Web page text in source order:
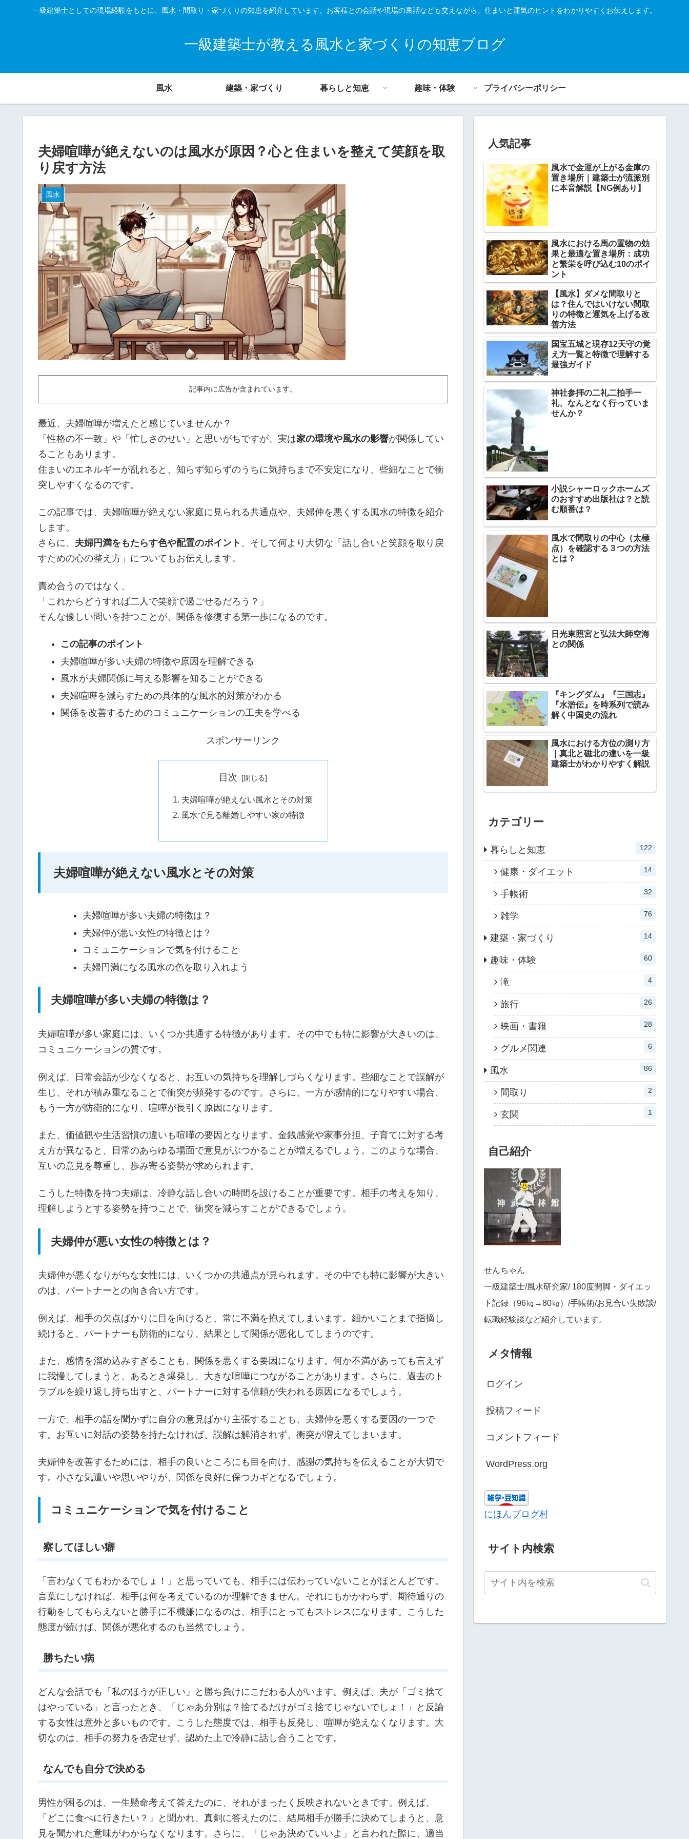
一級建築士としての現場経験をもとに、風水・間取り・家づくりの知恵を紹介しています。お客様との会話や現場の裏話なども交えながら、住まいと運気のヒントをわかりやすくお伝えします。
一級建築士が教える風水と家づくりの知恵ブログ
風水 建築・家づくり 暮らしと知恵 趣味・体験 プライバシーポリシー
夫婦喧嘩が絶えないのは風水が原因？心と住まいを整えて笑顔を取
り戻す方法
風水
記事内に広告が含まれています。
最近、夫婦喧嘩が増えたと感じていませんか？
「性格の不一致」や「忙しさのせい」と思いがちですが、実は家の環境や風水の影響が関係してい
ることもあります。
住まいのエネルギーが乱れると、知らず知らずのうちに気持ちまで不安定になり、些細なことで衝
突しやすくなるのです。
この記事では、夫婦喧嘩が絶えない家庭に見られる共通点や、夫婦仲を悪くする風水の特徴を紹介
します。
さらに、 夫婦円満をもたらす色や配置のポイント 、そして何より大切な「話し合いと笑顔を取り戻
すための心の整え方」についてもお伝えします。
責め合うのではなく、
「これからどうすれば二人で笑顔で過ごせるだろう？」
そんな優しい問いを持つことが、関係を修復する第一歩になるのです。
この記事のポイント
夫婦喧嘩が多い夫婦の特徴や原因を理解できる
風水が夫婦関係に与える影響を知ることができる
夫婦喧嘩を減らすための具体的な風水的対策がわかる
関係を改善するためのコミュニケーションの工夫を学べる
スポンサーリンク
夫婦喧嘩が絶えない風水とその対策
夫婦仲が悪い女性の特徴とは？
コミュニケーションで気を付けること
夫婦円満になる風水の色を取り入れよう
夫婦喧嘩が多い夫婦の特徴は？
コミュニケーションの質です。
生じ、それが積み重なることで衝突が頻発するのです。さらに、一方が感情的になりやすい場合、
また、価値観や生活習慣の違いも喧嘩の要因となります。金銭感覚や家事分担、子育てに対する考
え方が異なると、日常のあらゆる場面で意見がぶつかることが増えるでしょう。このような場合、
こうした特徴を持つ夫婦は、冷静な話し合いの時間を設けることが重要です。相手の考えを知り、
夫婦仲が悪い女性の特徴とは？
夫婦仲が悪くなりがちな女性には、いくつかの共通点が見られます。その中でも特に影響が大きい
のは、パートナーとの向き合い方です。
例えば、相手の欠点ばかりに目を向けると、常に不満を抱えてしまいます。細かいことまで指摘し
続けると、パートナーも防衛的になり、結果として関係が悪化してしまうのです。
また、感情を溜め込みすぎることも、関係を悪くする要因になります。何か不満があっても言えず
す。お互いに対話の姿勢を持たなければ、誤解は解消されず、衝突が増えてしまいます。
夫婦仲を改善するためには、相手の良いところにも目を向け、感謝の気持ちを伝えることが大切で
す。小さな気遣いや思いやりが、関係を良好に保つカギとなるでしょう。
コミュニケーションで気を付けること
察してほしい癖
「言わなくてもわかるでしょ！」と思っていても、相手には伝わっていないことがほとんどです。
言葉にしなければ、相手は何を考えているのか理解できません。それにもかかわらず、期待通りの
態度が続けば、関係が悪化するのも当然でしょう。
勝ちたい病
どんな会話でも「私のほうが正しい」と勝ち負けにこだわる人がいます。例えば、夫が「ゴミ捨て
人気記事
風水で金運が上がる金庫の
置き場所｜建築士が流派別
に本音解説【NG例あり】
風水における馬の置物の効
果と最適な置き場所：成功
と繁栄を呼び込む10のポイ
ント
【風水】ダメな間取りと
は？住んではいけない間取
りの特徴と運気を上げる改
善方法
国宝五城と現存12天守の覚
え方一覧と特徴で理解する
最強ガイド
神社参拝の二礼二拍手一
礼、なんとなく行っていま
せんか？
小説シャーロックホームズ
のおすすめ出版社は？と読
む順番は？
風水で間取りの中心（太極
点）を確認する３つの方法
とは？
日光東照宮と弘法大師空海
との関係
『キングダム』『三国志』
『水滸伝』を時系列で読み
解く中国史の流れ
風水における方位の測り方
｜真北と磁北の違いを一級
建築士がわかりやすく解説
カテゴリー
暮らしと知恵 122
健康・ダイエット 14
手帳術 32
雑学 76
建築・家づくり 14
趣味・体験 60
滝 4
旅行 26
映画・書籍 28
グルメ関連 6
風水 86
間取り 2
玄関 1
自己紹介
せんちゃん
一級建築士/風水研究家/ 180度開脚・ダイエッ
ト記録（96㎏→80㎏）/手帳術/お見合い失敗談/
転職経験談など紹介しています。
メタ情報
ログイン
投稿フィード
コメントフィード
WordPress.org
にほんブログ村
サイト内検索